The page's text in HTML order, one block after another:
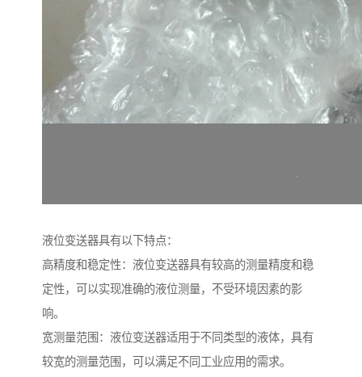
液位变送器具有以下特点：
高精度和稳定性：液位变送器具有较高的测量精度和稳
定性，可以实现准确的液位测量，不受环境因素的影
响。
宽测量范围：液位变送器适用于不同类型的液体，具有
较宽的测量范围，可以满足不同工业应用的需求。